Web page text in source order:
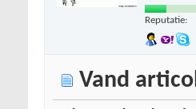
Reputatie:
Vand